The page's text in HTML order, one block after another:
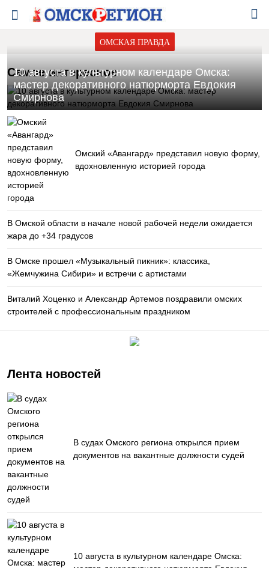
ОМСКАЯ ПРАВДА
Самое интересное
10 августа в культурном календаре Омска:
мастер декоративного натюрморта Евдокия
Смирнова
Омский «Авангард» представил новую форму,
вдохновленную историей города
В Омской области в начале новой рабочей недели ожидается
жара до +34 градусов
В Омске прошел «Музыкальный пикник»: классика,
«Жемчужина Сибири» и встречи с артистами
Виталий Хоценко и Александр Артемов поздравили омских
строителей с профессиональным праздником
Лента новостей
В судах Омского региона открылся прием
документов на вакантные должности судей
10 августа в культурном календаре Омска: